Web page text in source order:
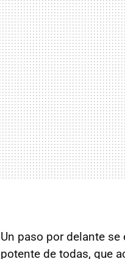
Un paso por delante se
potente de todas, que